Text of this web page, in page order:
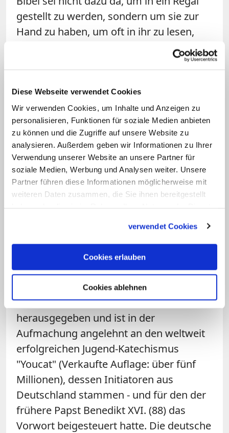
Diese Webseite verwendet Cookies
Wir verwenden Cookies, um Inhalte und Anzeigen zu
personalisieren, Funktionen für soziale Medien anbieten
zu können und die Zugriffe auf unsere Website zu
analysieren. Außerdem geben wir Informationen zu Ihrer
Verwendung unserer Website an unsere Partner für
soziale Medien, Werbung und Analysen weiter. Unsere
Partner führen diese Informationen möglicherweise mit
weiteren Daten zusammen, die Sie ihnen bereitgestellt
verwendet Cookies
Cookies erlauben
Cookies ablehnen
gestellt zu werden, sondern um sie zur
Hand zu haben, um oft in ihr zu lesen,
Franziskus gestand in dem Vorwort auch,
beim Beten gelegentlich einzuschlafen.
"Aber das macht nichts. Ich bin wie ein
Sohn beim Vater, und das ist wichtig." Er
bete im Sitzen, denn es tue ihm weh
niederzuknien, bekennt Franziskus. Beim
Beten spüre er " - das ist keine
Sentimentalität - ich spüre zutiefst die
spreche Gott auch nicht. "Ich fühle dann
nichts, nur Leere, Leere, Leere ... Aber ich
bleibe geduldig da, und so warte ich."
Die Jugendbibel wird von der Youcat-
Foundation in Aschau und Wien
herausgegeben und ist in der
Aufmachung angelehnt an den weltweit
erfolgreichen Jugend-Katechismus
"Youcat" (Verkaufte Auflage: über fünf
Millionen), dessen Initiatoren aus
Deutschland stammen - und für den der
frühere Papst Benedikt XVI. (88) das
Vorwort beigesteuert hatte. Die deutsche